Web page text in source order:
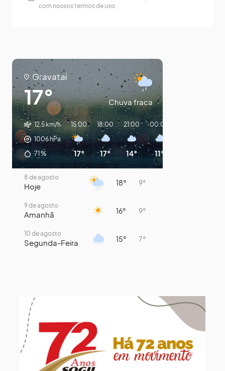
com nossos termos de uso.
Gravataí
17° Chuva fraca
12.5 km/h
1006 hPa
71 %
15:00
17°
18:00
17°
21:00
14°
00:00
11°
8 de agosto
Hoje 18° 9°
9 de agosto
Amanhã 16° 9°
10 de agosto
Segunda-Feira 15° 7°
Quarta-Feira 12°
13 de agosto
Quinta-Feira
14 de agosto
Sexta-Feira 19° 14°